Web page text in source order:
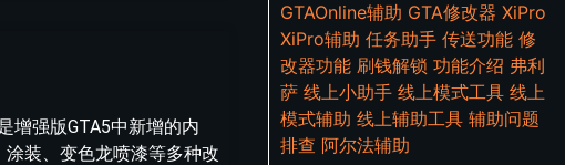
增强版GTA5中新增的内
装、变色龙喷漆等多种改
GTAOnline辅助 GTA修改器 XiPro
XiPro辅助 任务助手 传送功能 修
改器功能 刷钱解锁 功能介绍 弗利
萨 线上小助手 线上模式工具 线上
模式辅助 线上辅助工具 辅助问题
排查 阿尔法辅助